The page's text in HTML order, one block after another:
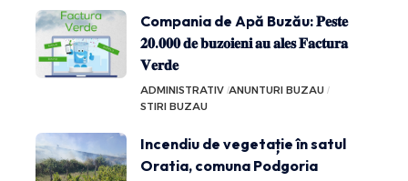
Compania de Apă Buzău: 𝐏𝐞𝐬𝐭𝐞
𝟐𝟎.𝟎𝟎𝟎 𝐝𝐞 𝐛𝐮𝐳𝐨𝐢𝐞𝐧𝐢 𝐚𝐮 𝐚𝐥𝐞𝐬 𝐅𝐚𝐜𝐭𝐮𝐫𝐚
𝐕𝐞𝐫𝐝𝐞
ADMINISTRATIV ANUNTURI BUZAU
STIRI BUZAU
Incendiu de vegetație în satul
Oratia, comuna Podgoria